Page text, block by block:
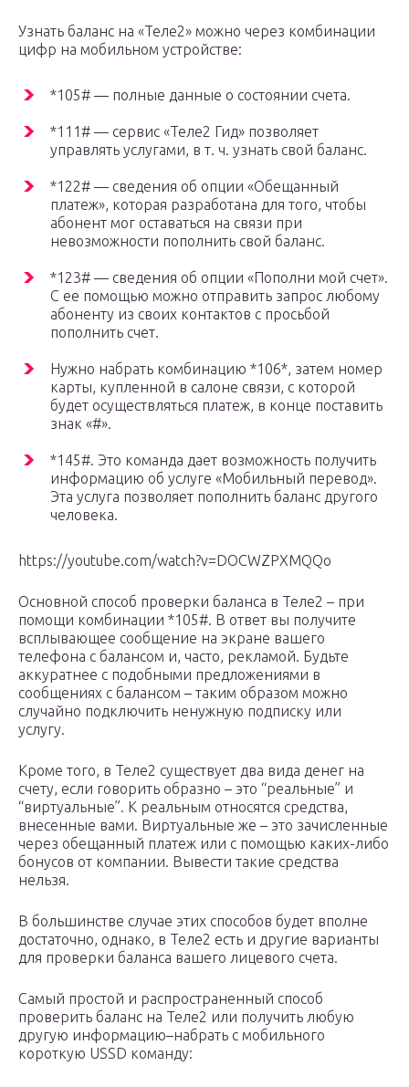
Узнать баланс на «Теле2» можно через комбинации
цифр на мобильном устройстве:
*105# — полные данные о состоянии счета.
*111# — сервис «Теле2 Гид» позволяет
управлять услугами, в т. ч. узнать свой баланс.
*122# — сведения об опции «Обещанный
платеж», которая разработана для того, чтобы
абонент мог оставаться на связи при
невозможности пополнить свой баланс.
*123# — сведения об опции «Пополни мой счет».
С ее помощью можно отправить запрос любому
абоненту из своих контактов с просьбой
пополнить счет.
Нужно набрать комбинацию *106*, затем номер
карты, купленной в салоне связи, с которой
будет осуществляться платеж, в конце поставить
знак «#».
*145#. Это команда дает возможность получить
информацию об услуге «Мобильный перевод».
Эта услуга позволяет пополнить баланс другого
человека.
https://youtube.com/watch?v=DOCWZPXMQQo
Основной способ проверки баланса в Теле2 – при
помощи комбинации *105#. В ответ вы получите
всплывающее сообщение на экране вашего
телефона с балансом и, часто, рекламой. Будьте
аккуратнее с подобными предложениями в
сообщениях с балансом – таким образом можно
случайно подключить ненужную подписку или
услугу.
Кроме того, в Теле2 существует два вида денег на
счету, если говорить образно – это “реальные” и
“виртуальные”. К реальным относятся средства,
внесенные вами. Виртуальные же – это зачисленные
через обещанный платеж или с помощью каких-либо
бонусов от компании. Вывести такие средства
нельзя.
В большинстве случае этих способов будет вполне
достаточно, однако, в Теле2 есть и другие варианты
для проверки баланса вашего лицевого счета.
Самый простой и распространенный способ
проверить баланс на Теле2 или получить любую
другую информацию–набрать c мобильного
короткую USSD команду: